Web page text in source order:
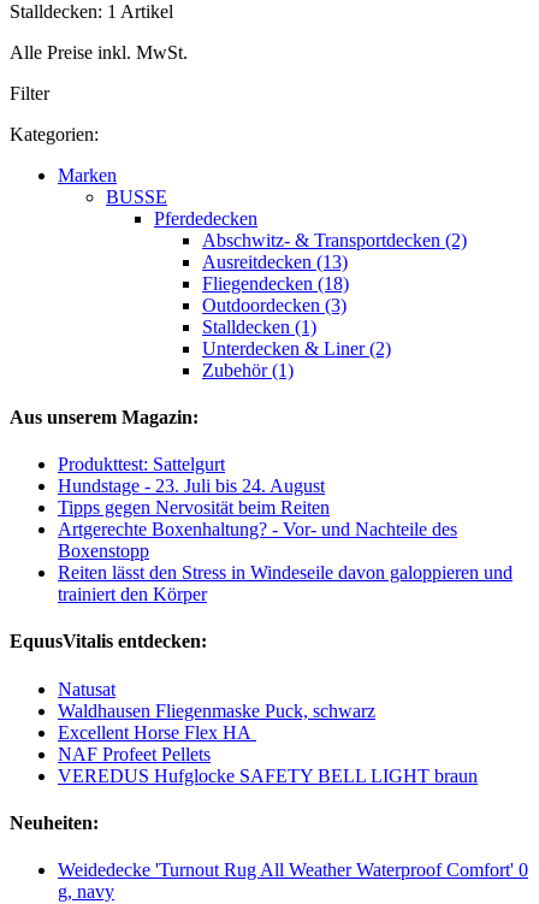
Stalldecken: 1 Artikel
Alle Preise inkl. MwSt.
Filter
Kategorien:
Marken
BUSSE
Pferdedecken
Abschwitz- & Transportdecken (2)
Ausreitdecken (13)
Fliegendecken (18)
Outdoordecken (3)
Stalldecken (1)
Unterdecken & Liner (2)
Zubehör (1)
Aus unserem Magazin:
Produkttest: Sattelgurt
Hundstage - 23. Juli bis 24. August
Tipps gegen Nervosität beim Reiten
Artgerechte Boxenhaltung? - Vor- und Nachteile des
Boxenstopp
Reiten lässt den Stress in Windeseile davon galoppieren und
trainiert den Körper
EquusVitalis entdecken:
Natusat
Waldhausen Fliegenmaske Puck, schwarz
Excellent Horse Flex HA
NAF Profeet Pellets
VEREDUS Hufglocke SAFETY BELL LIGHT braun
Neuheiten:
Weidedecke 'Turnout Rug All Weather Waterproof Comfort' 0
g, navy